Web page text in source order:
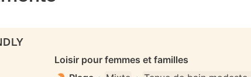
Loisir pour femmes et familles